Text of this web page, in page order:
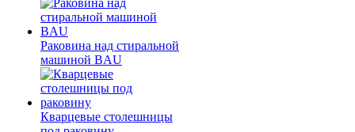
Раковина над стиральной
машиной BAU
Кварцевые столешницы